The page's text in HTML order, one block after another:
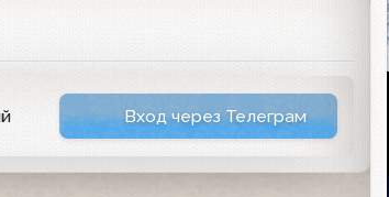
Вход через Телеграм